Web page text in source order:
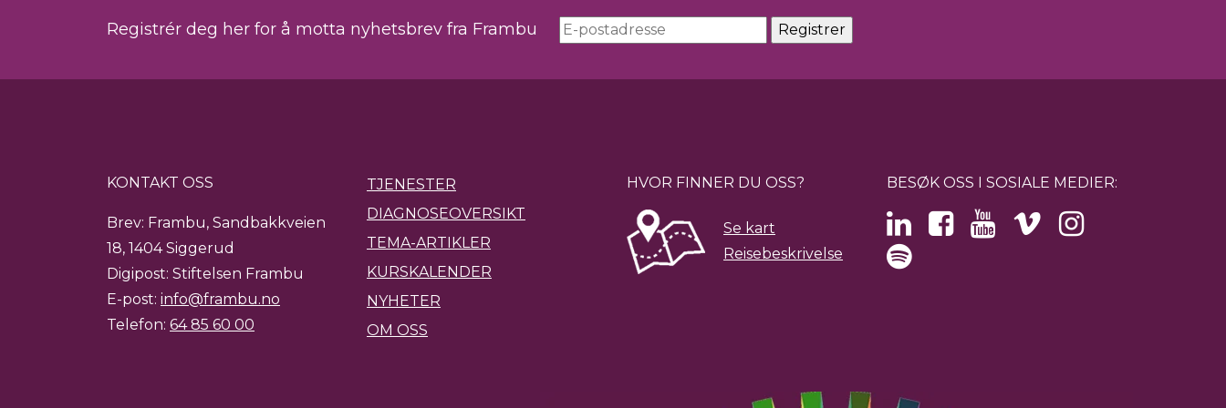
Registrér deg her for å motta nyhetsbrev fra Frambu
KONTAKT OSS
Brev: Frambu, Sandbakkveien
18, 1404 Siggerud
Digipost: Stiftelsen Frambu
E-post: info@frambu.no
Telefon: 64 85 60 00
TJENESTER
DIAGNOSEOVERSIKT
TEMA-ARTIKLER
KURSKALENDER
NYHETER
OM OSS
HVOR FINNER DU OSS?
Se kart
Reisebeskrivelse
BESØK OSS I SOSIALE MEDIER: